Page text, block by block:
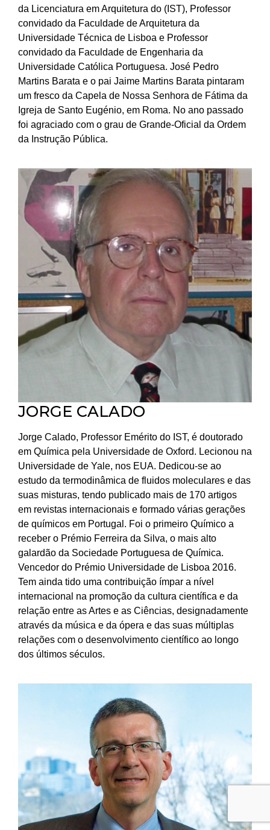
da Licenciatura em Arquitetura do (IST), Professor
convidado da Faculdade de Arquitetura da
Universidade Técnica de Lisboa e Professor
convidado da Faculdade de Engenharia da
Universidade Católica Portuguesa. José Pedro
Martins Barata e o pai Jaime Martins Barata pintaram
um fresco da Capela de Nossa Senhora de Fátima da
Igreja de Santo Eugénio, em Roma. No ano passado
foi agraciado com o grau de Grande-Oficial da Ordem
da Instrução Pública.
JORGE CALADO
Jorge Calado, Professor Emérito do IST, é doutorado
em Química pela Universidade de Oxford. Lecionou na
Universidade de Yale, nos EUA. Dedicou-se ao
estudo da termodinâmica de fluidos moleculares e das
suas misturas, tendo publicado mais de 170 artigos
em revistas internacionais e formado várias gerações
de químicos em Portugal. Foi o primeiro Químico a
receber o Prémio Ferreira da Silva, o mais alto
galardão da Sociedade Portuguesa de Química.
Vencedor do Prémio Universidade de Lisboa 2016.
Tem ainda tido uma contribuição ímpar a nível
internacional na promoção da cultura científica e da
relação entre as Artes e as Ciências, designadamente
através da música e da ópera e das suas múltiplas
relações com o desenvolvimento científico ao longo
dos últimos séculos.